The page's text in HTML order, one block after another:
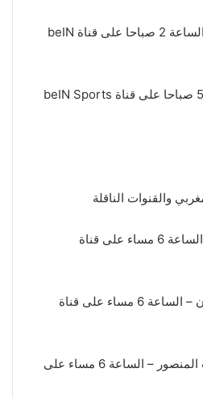
كوت ديفوار X الإكوادور – الساعة 2 صباحا على قناة beIN
السويد X تونس – الساعة 5 صباحا على قناة beIN Sports
والقنوات الناقلة
الجيش الملكي X الوداد – الساعة 6 مساء على قناة
حسنية أغادير X نهضة بركان – الساعة 6 مساء على قناة
اتحاد طنجة X اتحاد يعقوب المنصور – الساعة 6 مساء على